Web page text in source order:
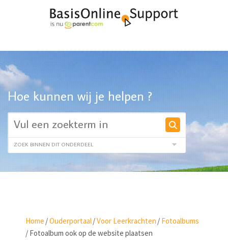
Hoe kunnen wij je helpen ?
Home /Ouderportaal/Voor Leerkrachten / Fotoalbums
/ Fotoalbum ook op de website plaatsen